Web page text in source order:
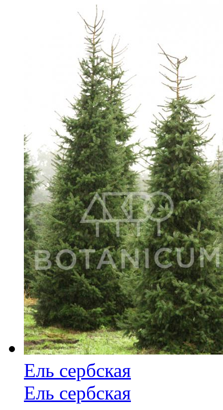
Ель сербская
Ель сербская